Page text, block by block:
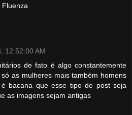
Fluenza
12:52:00 AM
de fato é algo constantemente
as mulheres mais também homens
bacana que esse tipo de post seja
as imagens sejam antigas